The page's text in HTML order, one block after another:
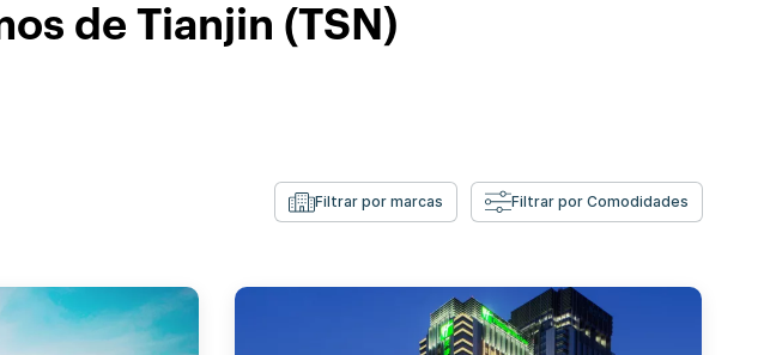
de Tianjin (TSN)
Filtrar por marcas Filtrar por Comodidades